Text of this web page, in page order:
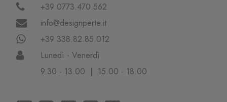
+39 0773.470.562
info@designperte.it
+39 338.82.85.012
Lunedì - Venerdì
9.30 - 13.00 | 15.00 - 18.00